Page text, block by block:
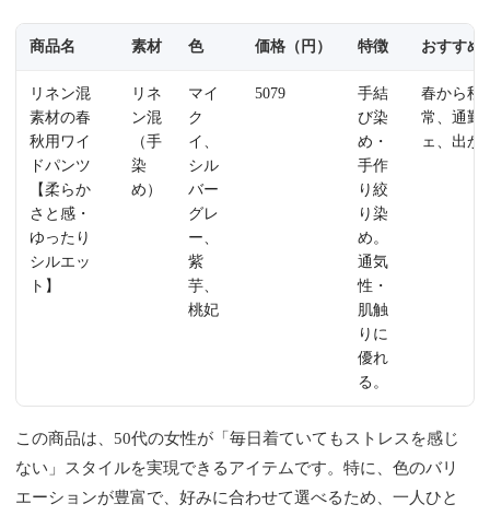
商品名 素材 色 価格（円） 特徴 おすすめ
リネン混
素材の春
秋用ワイ
ドパンツ
【柔らか
さと感・
ゆったり
シルエッ
ト】
リネ
ン混
（手
染
め）
マイ
ク
イ、
シル
バー
グレ
ー、
紫
芋、
桃妃
5079
手結
び染
め・
手作
り絞
り染
め。
通気
性・
肌触
りに
優れ
る。
春から秋
常、通勤
ェ、出か
この商品は、50代の女性が「毎日着ていてもストレスを感じ
ない」スタイルを実現できるアイテムです。特に、色のバリ
エーションが豊富で、好みに合わせて選べるため、一人ひと